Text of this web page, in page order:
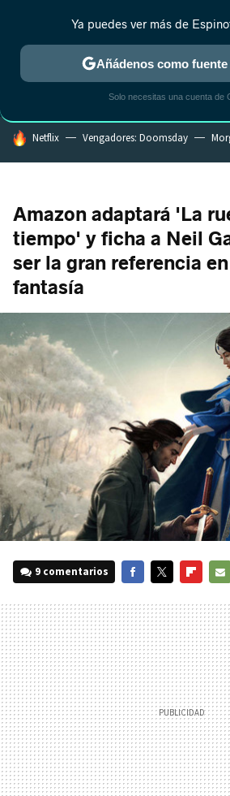
ESTRENOS REALITY
HOY SE HABLA DE
Netflix Vengadores: Doomsday
Amazon adaptará 'La
tiempo' y ficha a Neil
ser la gran referencia
fantasía
9 comentarios
MAIL
Ya puedes ver más de
Añádenos como
Solo necesitas una cuenta de